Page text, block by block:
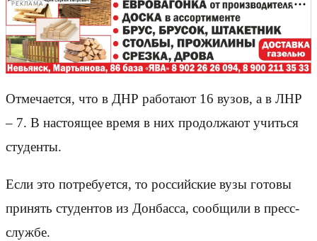
РЕКЛАМА
Отмечается, что в ДНР работают 16 вузов, а в ЛНР
– 7. В настоящее время в них продолжают учиться
студенты.
Если это потребуется, то российские вузы готовы
принять студентов из Донбасса, сообщили в пресс-
службе.